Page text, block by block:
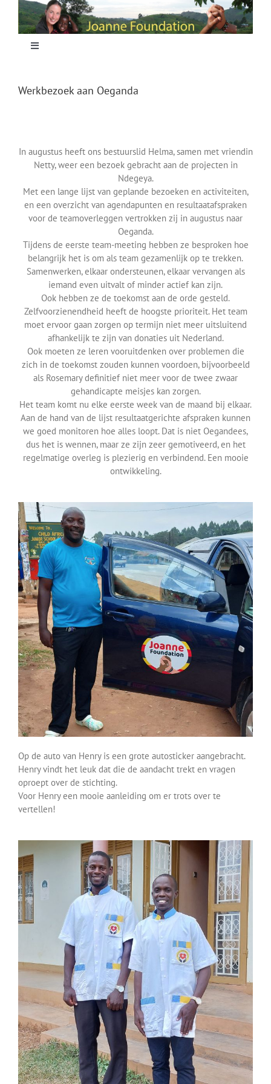
content
Toggle
Projecten
Nieuws
Over ons
Contact
Werkbezoek aan Oeganda
In augustus heeft ons bestuurslid Helma, samen met vriendin
Netty, weer een bezoek gebracht aan de projecten in
Ndegeya.
Met een lange lijst van geplande bezoeken en activiteiten,
en een overzicht van agendapunten en resultaatafspraken
voor de teamoverleggen vertrokken zij in augustus naar
Oeganda.
Tijdens de eerste team-meeting hebben ze besproken hoe
belangrijk het is om als team gezamenlijk op te trekken.
Samenwerken, elkaar ondersteunen, elkaar vervangen als
iemand even uitvalt of minder actief kan zijn.
Ook hebben ze de toekomst aan de orde gesteld.
Zelfvoorzienendheid heeft de hoogste prioriteit. Het team
moet ervoor gaan zorgen op termijn niet meer uitsluitend
afhankelijk te zijn van donaties uit Nederland.
Ook moeten ze leren vooruitdenken over problemen die
zich in de toekomst zouden kunnen voordoen, bijvoorbeeld
als Rosemary definitief niet meer voor de twee zwaar
gehandicapte meisjes kan zorgen.
Het team komt nu elke eerste week van de maand bij elkaar.
Aan de hand van de lijst resultaatgerichte afspraken kunnen
we goed monitoren hoe alles loopt. Dat is niet Oegandees,
dus het is wennen, maar ze zijn zeer gemotiveerd, en het
regelmatige overleg is plezierig en verbindend. Een mooie
ontwikkeling.
Op de auto van Henry is een grote autosticker aangebracht.
Henry vindt het leuk dat die de aandacht trekt en vragen
oproept over de stichting.
Voor Henry een mooie aanleiding om er trots over te
vertellen!